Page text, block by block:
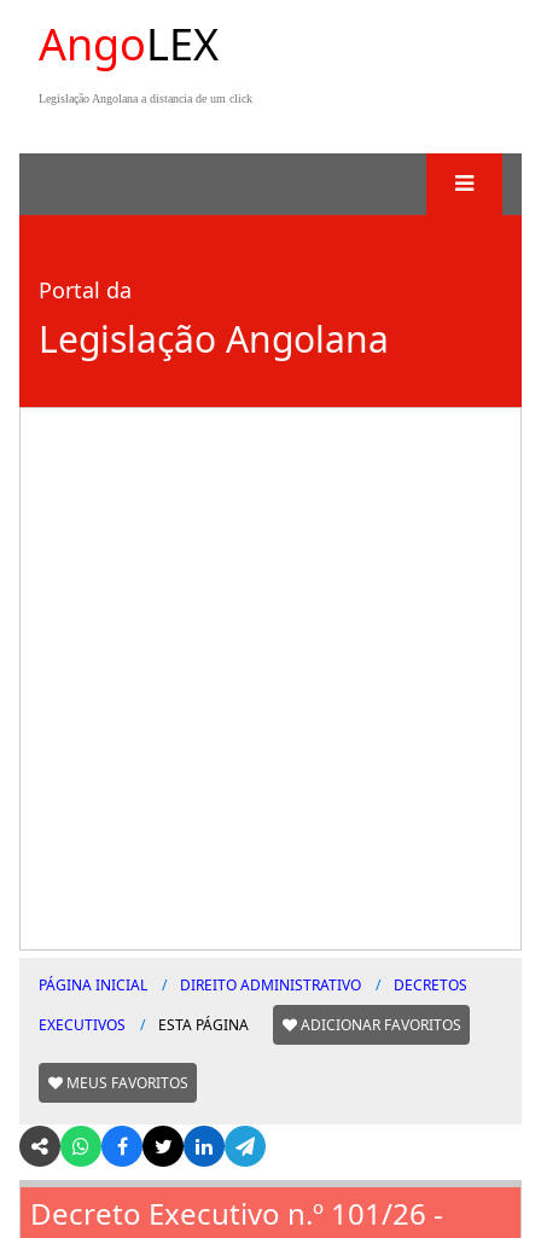
AngoLEX
Legislação Angolana a distancia de um click
Portal da
Legislação Angolana
PÁGINA INICIAL DIREITO ADMINISTRATIVO
DECRETOS
EXECUTIVOS
ESTA PÁGINA ADICIONAR FAVORITOS
MEUS FAVORITOS
Decreto Executivo n.º 101/26 -